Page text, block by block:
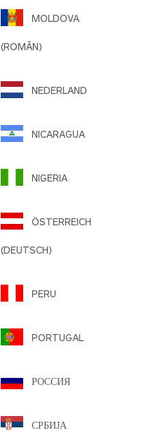
MOLDOVA
(ROMÂN)
NEDERLAND
NICARAGUA
NIGERIA
ÖSTERREICH
(DEUTSCH)
PERU
PORTUGAL
РОССИЯ
СРБИЈА